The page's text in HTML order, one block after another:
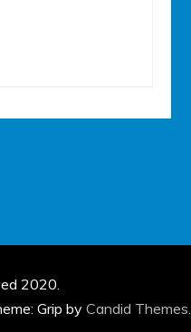
2020.
Grip by Candid Themes.